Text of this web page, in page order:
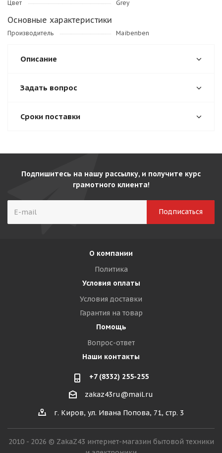
Цвет
Grey
Основные характеристики
Производитель Maibenben
Описание
Задать вопрос
Сроки поставки
Подпишитесь на нашу рассылку, и получите курс
грамотного клиента!
О компании
Политика
Условия оплаты
Условия доставки
Гарантия на товар
Помощь
Вопрос-ответ
Наши контакты
+7 (8332) 255-255
zakaz43ru@mail.ru
г. Киров, ул. Ивана Попова, 71, стр. 3
2010 - 2026 © ZakaZ43 интернет-магазин бытовой техники